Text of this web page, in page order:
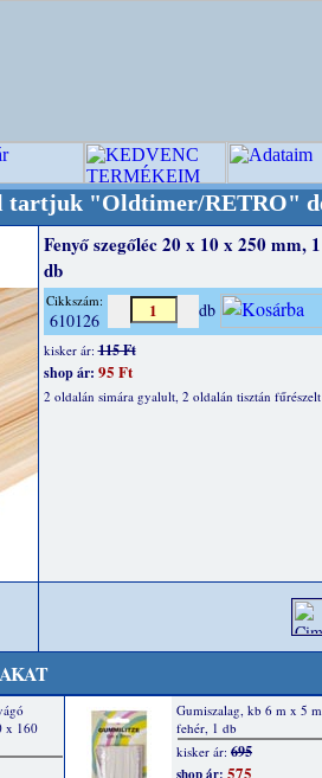
RETRO" designba!
Fenyő szegőléc 20 x 10 x 250 mm, 1
db
Cikkszám:
610126 db
kisker ár:115 Ft
shop ár: 95 Ft
2 oldalán simára gyalult, 2 oldalán tisztán fűrészelt